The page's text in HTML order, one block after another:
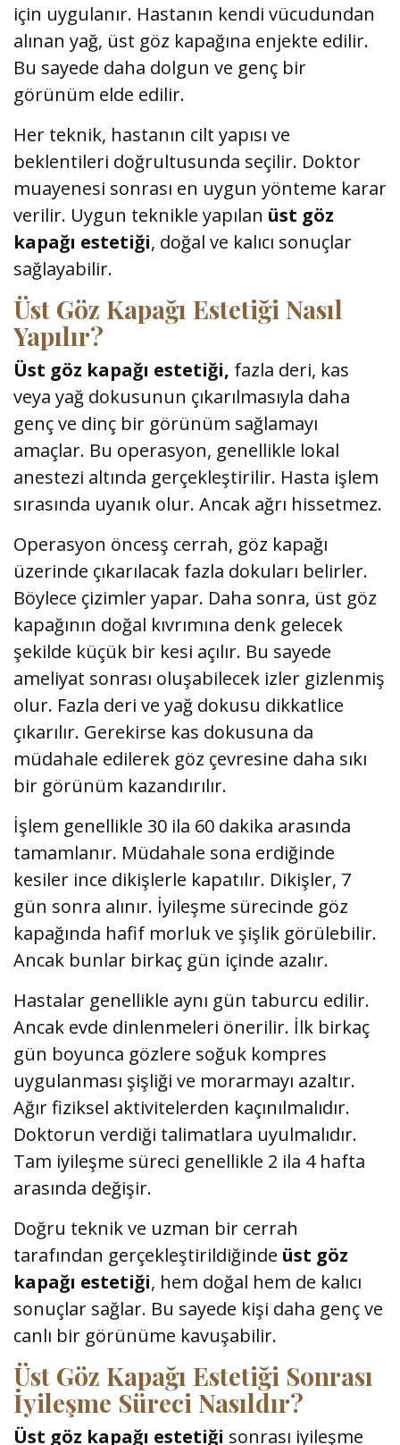
için uygulanır. Hastanın kendi vücudundan
alınan yağ, üst göz kapağına enjekte edilir.
Bu sayede daha dolgun ve genç bir
görünüm elde edilir.
Her teknik, hastanın cilt yapısı ve
beklentileri doğrultusunda seçilir. Doktor
muayenesi sonrası en uygun yönteme karar
verilir. Uygun teknikle yapılan üst göz
kapağı estetiği, doğal ve kalıcı sonuçlar
sağlayabilir.
Üst Göz Kapağı Estetiği Nasıl
Yapılır?
Üst göz kapağı estetiği, fazla deri, kas
veya yağ dokusunun çıkarılmasıyla daha
genç ve dinç bir görünüm sağlamayı
amaçlar. Bu operasyon, genellikle lokal
anestezi altında gerçekleştirilir. Hasta işlem
sırasında uyanık olur. Ancak ağrı hissetmez.
Operasyon öncesş cerrah, göz kapağı
üzerinde çıkarılacak fazla dokuları belirler.
Böylece çizimler yapar. Daha sonra, üst göz
kapağının doğal kıvrımına denk gelecek
şekilde küçük bir kesi açılır. Bu sayede
ameliyat sonrası oluşabilecek izler gizlenmiş
olur. Fazla deri ve yağ dokusu dikkatlice
çıkarılır. Gerekirse kas dokusuna da
müdahale edilerek göz çevresine daha sıkı
bir görünüm kazandırılır.
İşlem genellikle 30 ila 60 dakika arasında
tamamlanır. Müdahale sona erdiğinde
kesiler ince dikişlerle kapatılır. Dikişler, 7
gün sonra alınır. İyileşme sürecinde göz
kapağında hafif morluk ve şişlik görülebilir.
Ancak bunlar birkaç gün içinde azalır.
Hastalar genellikle aynı gün taburcu edilir.
Ancak evde dinlenmeleri önerilir. İlk birkaç
gün boyunca gözlere soğuk kompres
uygulanması şişliği ve morarmayı azaltır.
Ağır fiziksel aktivitelerden kaçınılmalıdır.
Doktorun verdiği talimatlara uyulmalıdır.
Tam iyileşme süreci genellikle 2 ila 4 hafta
arasında değişir.
Doğru teknik ve uzman bir cerrah
tarafından gerçekleştirildiğinde üst göz
kapağı estetiği, hem doğal hem de kalıcı
sonuçlar sağlar. Bu sayede kişi daha genç ve
canlı bir görünüme kavuşabilir.
Üst Göz Kapağı Estetiği Sonrası
İyileşme Süreci Nasıldır?
Üst göz kapağı estetiği sonrası iyileşme